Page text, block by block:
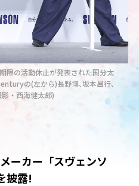
限の活動休止が発表された国分太
の(左から)長野博､坂本昌行､
・西海健太郎)
ーカー「スヴェンソ
披露!